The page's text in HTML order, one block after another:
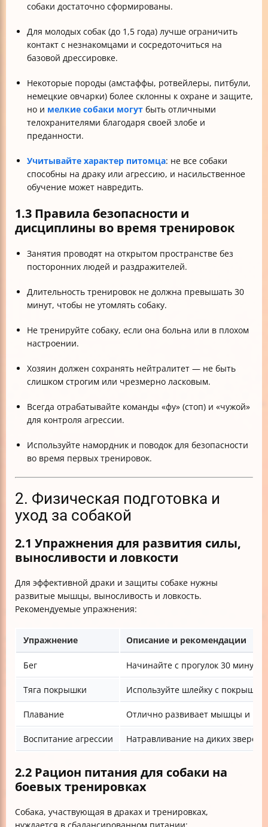
собаки достаточно сформированы.
Для молодых собак (до 1,5 года) лучше ограничить
контакт с незнакомцами и сосредоточиться на
базовой дрессировке.
Некоторые породы (амстаффы, ротвейлеры, питбули,
немецкие овчарки) более склонны к охране и защите,
но и мелкие собаки могут быть отличными
телохранителями благодаря своей злобе и
преданности.
Учитывайте характер питомца: не все собаки
способны на драку или агрессию, и насильственное
обучение может навредить.
1.3 Правила безопасности и
дисциплины во время тренировок
Занятия проводят на открытом пространстве без
посторонних людей и раздражителей.
Длительность тренировок не должна превышать 30
минут, чтобы не утомлять собаку.
Не тренируйте собаку, если она больна или в плохом
настроении.
Хозяин должен сохранять нейтралитет — не быть
слишком строгим или чрезмерно ласковым.
Всегда отрабатывайте команды «фу» (стоп) и «чужой»
для контроля агрессии.
Используйте намордник и поводок для безопасности
во время первых тренировок.
2. Физическая подготовка и
уход за собакой
2.1 Упражнения для развития силы,
выносливости и ловкости
Для эффективной драки и защиты собаке нужны
развитые мышцы, выносливость и ловкость.
Рекомендуемые упражнения:
Упражнение Описание и рекомендации
Бег Начинайте с прогулок 30 минут,
Тяга покрышки Используйте шлейку с
Плавание Отлично развивает мышцы и
Воспитание агрессии Натравливание на диких зверей
2.2 Рацион питания для собаки на
боевых тренировках
Собака, участвующая в драках и тренировках,